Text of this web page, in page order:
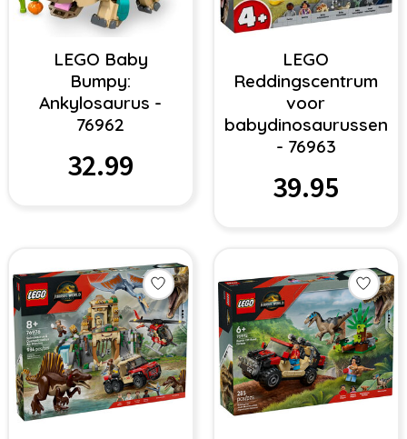
LEGO Baby
Bumpy:
Ankylosaurus -
76962
32.99
LEGO
Reddingscentrum
voor
babydinosaurussen
- 76963
39.95